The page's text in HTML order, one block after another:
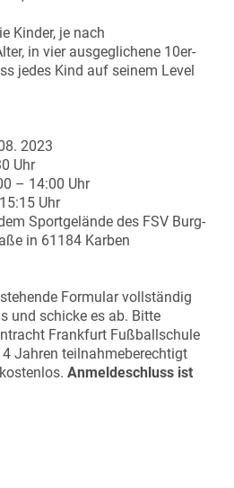
Kinder, je nach
in vier ausgeglichene 10er-
jedes Kind auf seinem Level
2023
Uhr
14:00 Uhr
Uhr
des FSV Burg-
in 61184 Karben
Formular vollständig
und schicke es ab. Bitte
Frankfurt Fußballschule
Jahren teilnahmeberechtigt
Anmeldeschluss ist